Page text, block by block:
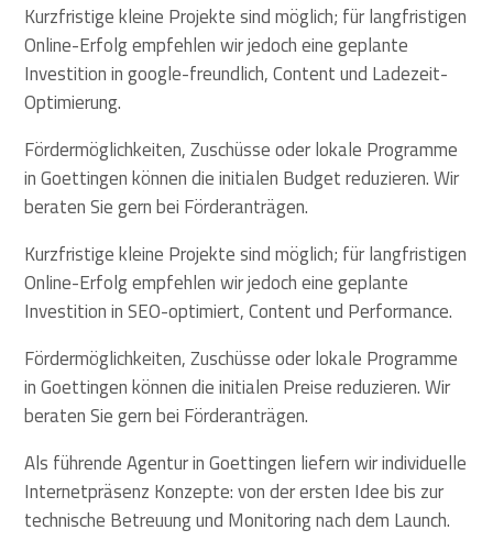
Kurzfristige kleine Projekte sind möglich; für langfristigen
Online-Erfolg empfehlen wir jedoch eine geplante
Investition in google-freundlich, Content und Ladezeit-
Optimierung.
Fördermöglichkeiten, Zuschüsse oder lokale Programme
in Goettingen können die initialen Budget reduzieren. Wir
beraten Sie gern bei Förderanträgen.
Kurzfristige kleine Projekte sind möglich; für langfristigen
Online-Erfolg empfehlen wir jedoch eine geplante
Investition in SEO-optimiert, Content und Performance.
Fördermöglichkeiten, Zuschüsse oder lokale Programme
in Goettingen können die initialen Preise reduzieren. Wir
beraten Sie gern bei Förderanträgen.
Als führende Agentur in Goettingen liefern wir individuelle
Internetpräsenz Konzepte: von der ersten Idee bis zur
technische Betreuung und Monitoring nach dem Launch.